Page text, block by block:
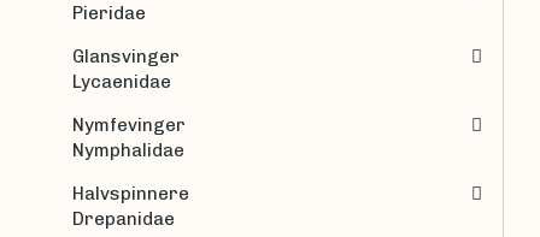
Pieridae
Glansvinger
Lycaenidae
Nymfevinger
Nymphalidae
Halvspinnere
Drepanidae